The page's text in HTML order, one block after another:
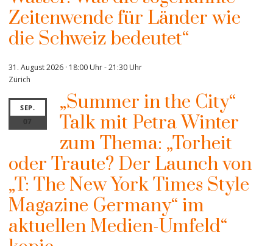
Zeitenwende für Länder wie
die Schweiz bedeutet“
31. August 2026 · 18:00 Uhr-21:30 Uhr
Zürich
SEP.
07
„Summer in the City“
Talk mit Petra Winter
zum Thema: „Torheit
oder Traute? Der Launch von
„T: The New York Times Style
Magazine Germany“ im
aktuellen Medien-Umfeld“